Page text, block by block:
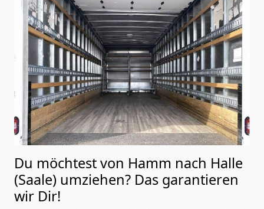
Du möchtest von Hamm nach Halle
(Saale) umziehen? Das garantieren
wir Dir!